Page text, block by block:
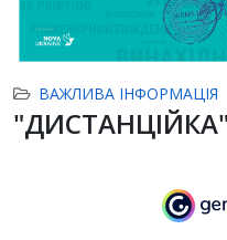
ВАЖЛИВА ІНФОРМАЦІЯ